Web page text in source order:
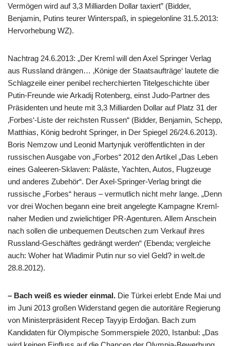
Vermögen wird auf 3,3 Milliarden Dollar taxiert” (Bidder,
Benjamin, Putins teurer Winterspaß, in spiegelonline 31.5.2013:
Hervorhebung WZ).
Nachtrag 24.6.2013: „Der Kreml will den Axel Springer Verlag
aus Russland drängen… ‚Könige der Staatsaufträge‘ lautete die
Schlagzeile einer penibel recherchierten Titelgeschichte über
Putin-Freunde wie Arkadij Rotenberg, einst Judo-Partner des
Präsidenten und heute mit 3,3 Milliarden Dollar auf Platz 31 der
‚Forbes‘-Liste der reichsten Russen“ (Bidder, Benjamin, Schepp,
Matthias, König bedroht Springer, in Der Spiegel 26/24.6.2013).
Boris Nemzow und Leonid Martynjuk veröffentlichten in der
russischen Ausgabe von „Forbes“ 2012 den Artikel „Das Leben
eines Galeeren-Sklaven: Paläste, Yachten, Autos, Flugzeuge
und anderes Zubehör“. Der Axel-Springer-Verlag bringt die
russische „Forbes“ heraus – vermutlich nicht mehr lange. „Denn
vor drei Wochen begann eine breit angelegte Kampagne Kreml-
naher Medien und zwielichtiger PR-Agenturen. Allem Anschein
nach sollen die unbequemen Deutschen zum Verkauf ihres
Russland-Geschäftes gedrängt werden“ (Ebenda; vergleiche
auch: Woher hat Wladimir Putin nur so viel Geld? in welt.de
28.8.2012).
– Bach weiß es wieder einmal. Die Türkei erlebt Ende Mai und
im Juni 2013 großen Widerstand gegen die autoritäre Regierung
von Ministerpräsident Recep Tayyip Erdoğan. Bach zum
Kandidaten für Olympische Sommerspiele 2020, Istanbul: „Das